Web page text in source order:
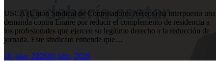
USCA (Unión Sindical de Controladores Aéreos) ha interpuesto una
demanda contra Enaire por reducir el complemento de residencia a
los profesionales que ejercen su legítimo derecho a la reducción de
jornada. Este sindicato entiende que…
10 julio, 202610 julio, 2026